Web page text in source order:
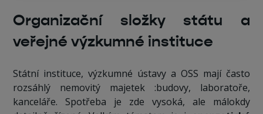
Organizační složky státu a
veřejné výzkumné instituce
Státní instituce, výzkumné ústavy a OSS mají často
rozsáhlý nemovitý majetek :budovy, laboratoře,
kanceláře. Spotřeba je zde vysoká, ale málokdy